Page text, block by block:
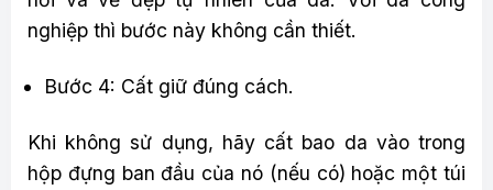
nghiệp thì bước này không cần thiết.
Bước 4: Cất giữ đúng cách.
Khi không sử dụng, hãy cất bao da vào trong
hộp đựng ban đầu của nó (nếu có) hoặc một túi